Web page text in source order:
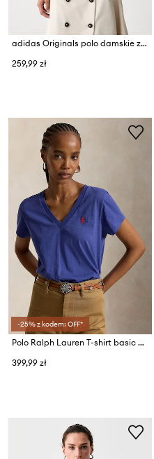
adidas Originals polo damskie z bawełną
259,99 zł
-25% z kodem: OFF*
Polo Ralph Lauren T-shirt basic damski bawełniany
399,99 zł